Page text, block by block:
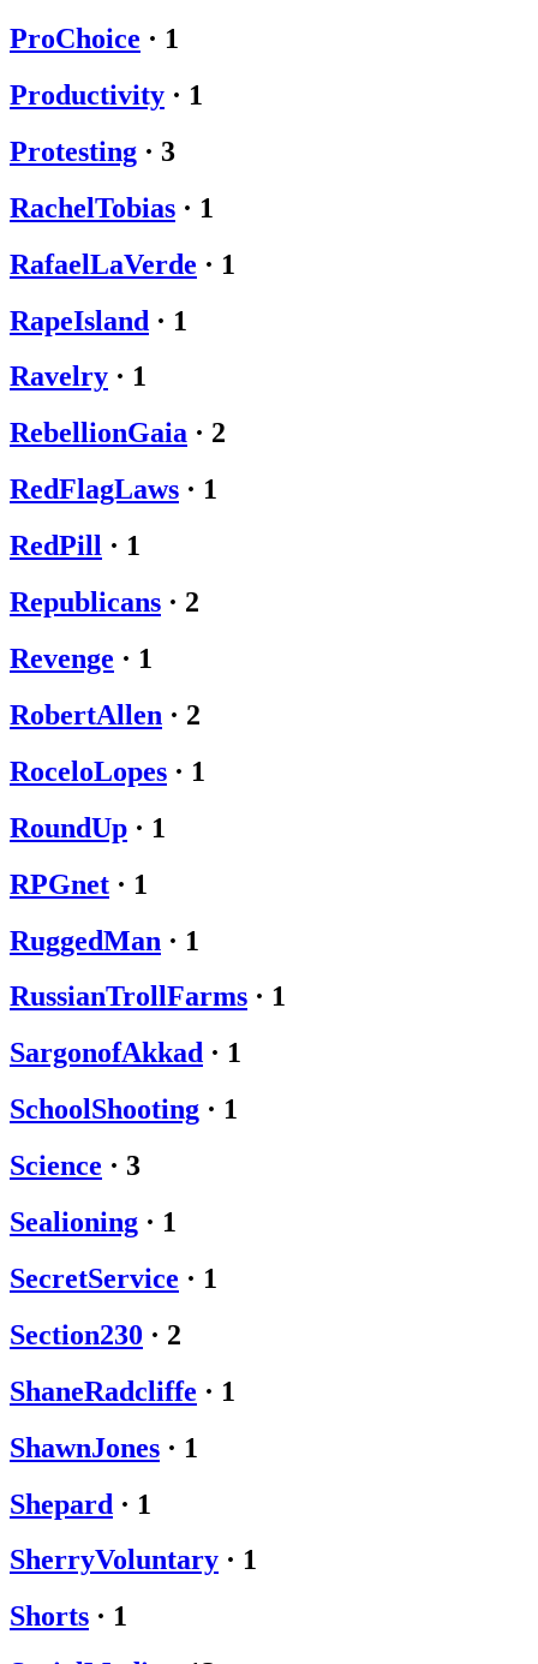
ProChoice · 1
Productivity · 1
Protesting · 3
RachelTobias · 1
RafaelLaVerde · 1
RapeIsland · 1
Ravelry · 1
RebellionGaia · 2
RedFlagLaws · 1
RedPill · 1
Republicans · 2
Revenge · 1
RobertAllen · 2
RoceloLopes · 1
RoundUp · 1
RPGnet · 1
RuggedMan · 1
RussianTrollFarms · 1
SargonofAkkad · 1
SchoolShooting · 1
Science · 3
Sealioning · 1
SecretService · 1
Section230 · 2
ShaneRadcliffe · 1
ShawnJones · 1
Shepard · 1
SherryVoluntary · 1
Shorts · 1